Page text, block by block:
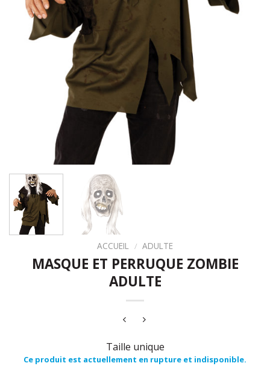
ACCUEIL / ADULTE
MASQUE ET PERRUQUE ZOMBIE
ADULTE
Taille unique
Ce produit est actuellement en rupture et indisponible.